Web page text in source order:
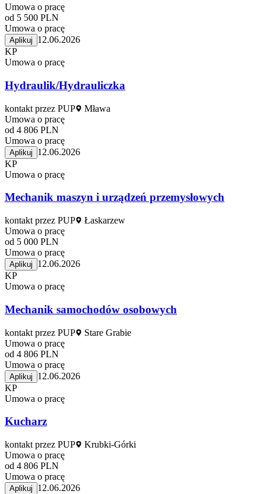
Umowa o pracę
od 5 500 PLN
Umowa o pracę
Aplikuj
12.06.2026
KP
Umowa o pracę
Hydraulik/Hydrauliczka
kontakt przez PUP
Mława
Umowa o pracę
od 4 806 PLN
Umowa o pracę
Aplikuj
12.06.2026
KP
Umowa o pracę
Mechanik maszyn i urządzeń przemysłowych
kontakt przez PUP
Łaskarzew
Umowa o pracę
od 5 000 PLN
Umowa o pracę
Aplikuj
12.06.2026
KP
Umowa o pracę
Mechanik samochodów osobowych
kontakt przez PUP
Stare Grabie
Umowa o pracę
od 4 806 PLN
Umowa o pracę
Aplikuj
12.06.2026
KP
Umowa o pracę
Kucharz
kontakt przez PUP
Krubki-Górki
Umowa o pracę
od 4 806 PLN
Umowa o pracę
Aplikuj
12.06.2026